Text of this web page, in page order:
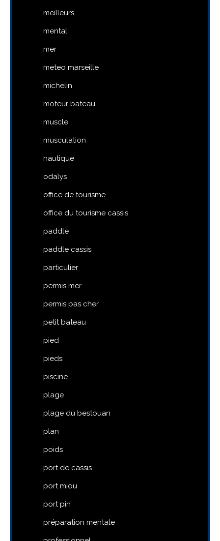
meilleurs
mental
mer
meteo marseille
michelin
moteur bateau
muscle
musculation
nautique
odalys
office de tourisme
office du tourisme cassis
paddle
paddle cassis
particulier
permis mer
permis pas cher
petit bateau
pied
pieds
piscine
plage
plage du bestouan
plan
poids
port de cassis
port miou
port pin
préparation mentale